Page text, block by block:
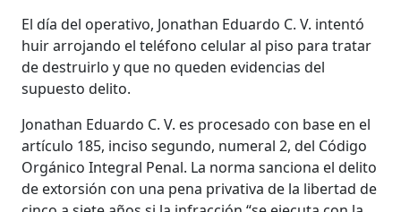
El día del operativo, Jonathan Eduardo C. V. intentó
huir arrojando el teléfono celular al piso para tratar
de destruirlo y que no queden evidencias del
supuesto delito.
Jonathan Eduardo C. V. es procesado con base en el
artículo 185, inciso segundo, numeral 2, del Código
Orgánico Integral Penal. La norma sanciona el delito
de extorsión con una pena privativa de la libertad de